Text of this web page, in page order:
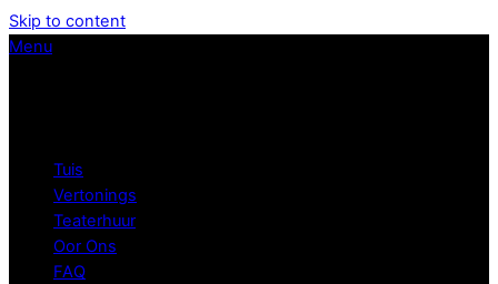
Skip to content
Menu
Tuis
Vertonings
Teaterhuur
Oor Ons
FAQ